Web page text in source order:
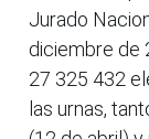
Jurado
diciembre de
27 325 432
las urnas,